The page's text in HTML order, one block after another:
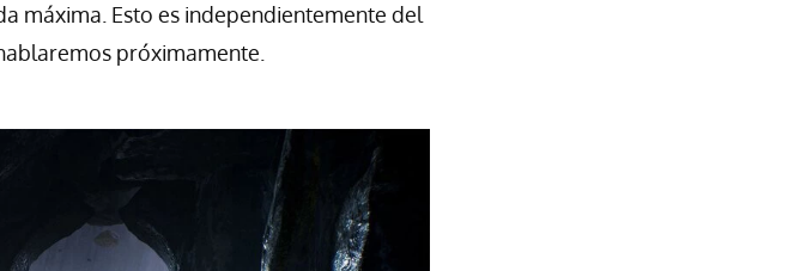
máxima. Esto es independientemente del
próximamente.